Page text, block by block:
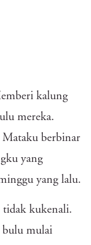
kalung
mereka.
Mataku berbinar
yang
yang lalu.
tidak kukenali.
bulu mulai